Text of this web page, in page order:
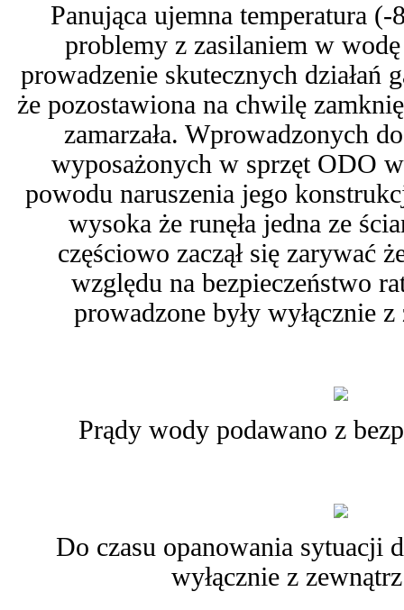
Panująca ujemna temperatura
problemy z zasilaniem w
prowadzenie skutecznych działań
że pozostawiona na chwilę
zamarzała. Wprowadzonych
wyposażonych w sprzęt ODO
powodu naruszenia jego
wysoka że runęła jedna ze
częściowo zaczął się zarywać
względu na bezpieczeństwo
prowadzone były wyłącznie
Prądy wody podawano z
Do czasu opanowania sytuacji
wyłącznie z